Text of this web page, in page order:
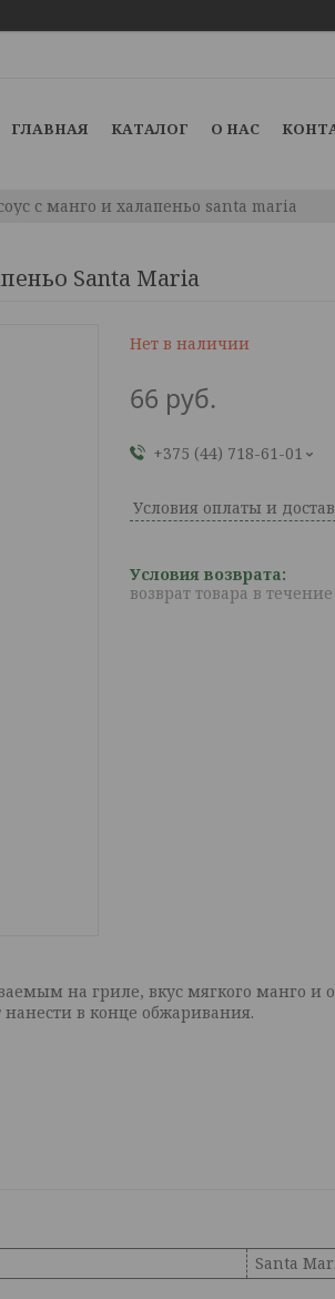
ГЛАВНАЯ КАТАЛОГ О НАС
с манго и халапеньо santa maria
Santa Maria
Нет в наличии
66 руб.
+375 (44) 718-61-01
Условия оплаты и
возврат товара в
на гриле, вкус мягкого манго и
в конце обжаривания.
Santa